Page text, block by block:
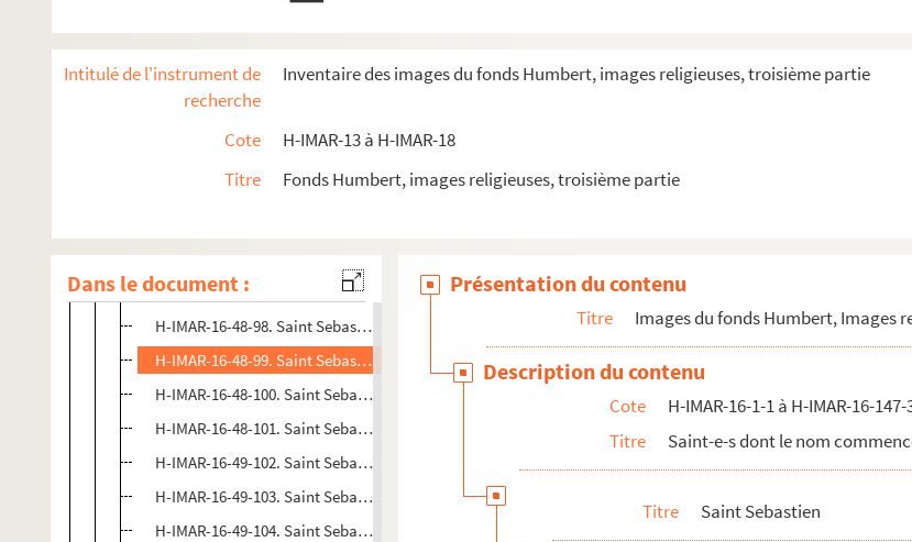
Intitulé de l'instrument de
recherche
Inventaire des images du fonds Humbert, images religieuses, troisième partie
Cote
H-IMAR-13 à H-IMAR-18
Titre
Fonds Humbert, images religieuses, troisième partie
Dans le document :
H-IMAR-16-46-90. Saint Sebastien
H-IMAR-16-46-91. Saint Sebastien
H-IMAR-16-46-94. Saint Sebastien
H-IMAR-16-47-96. Saint Sebastien
H-IMAR-16-48-97. Saint Sebastien
H-IMAR-16-48-98. Saint Sebastien
H-IMAR-16-48-99. Saint Sebastien
H-IMAR-16-48-100. Saint Sebastien
H-IMAR-16-48-101. Saint Sebastien
H-IMAR-16-49-102. Saint Sebastien
H-IMAR-16-49-103. Saint Sebastien
H-IMAR-16-49-104. Saint Sebastien
Présentation du contenu
Titre Images du fonds Humbert, Images
Description du contenu
Cote
H-IMAR-16-1-1 à H-IMAR-16-147-
Titre
Saint-e-s dont le nom
Titre Saint Sebastien